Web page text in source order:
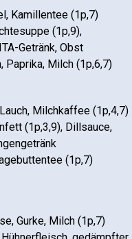
Kamillentee (1p,7)
(1p,9),
Getränk, Obst
Paprika, Milch (1p,6,7)
Milchkaffee (1p,4,7)
(1p,3,9), Dillsauce,
(1p,7)
Gurke, Milch (1p,7)